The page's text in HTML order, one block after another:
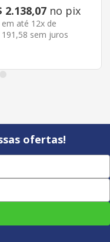
2.138,07 no pix
em até 12x de
191 ,58 sem juros
ofertas!